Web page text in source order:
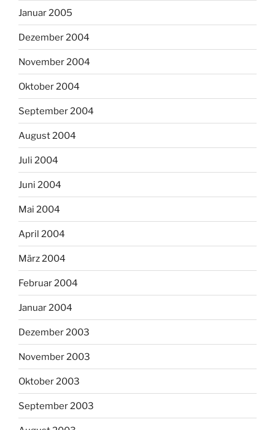
Januar 2005
Dezember 2004
November 2004
Oktober 2004
September 2004
August 2004
Juli 2004
Juni 2004
Mai 2004
April 2004
März 2004
Februar 2004
Januar 2004
Dezember 2003
November 2003
Oktober 2003
September 2003